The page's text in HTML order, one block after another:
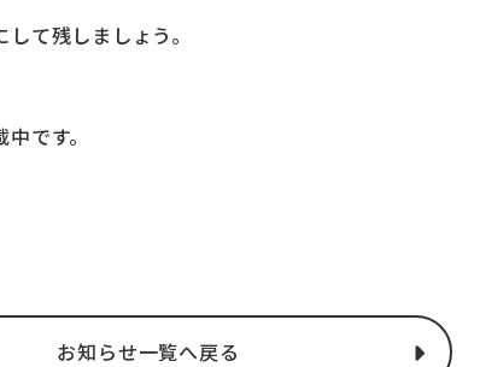
て残しましょう。
です。
お知らせ一覧へ戻る